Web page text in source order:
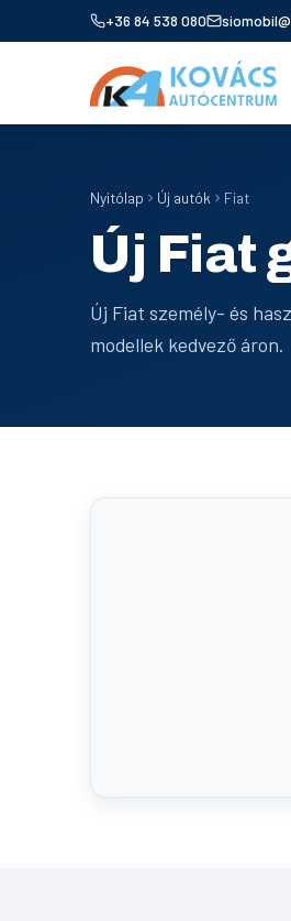
+36 84 538 080
Nyitólap Új autók Fiat
Új Fiat
Új Fiat személy- és
modellek kedvező áron.